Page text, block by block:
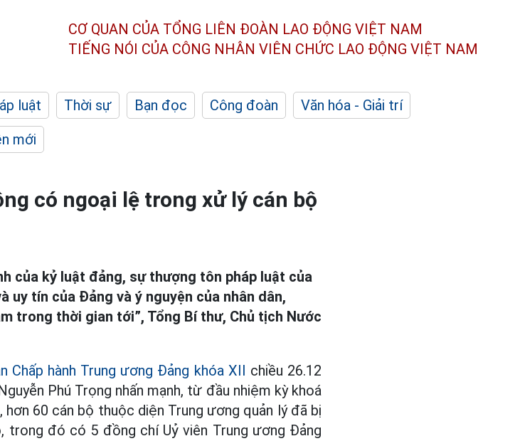
CƠ QUAN CỦA TỔNG LIÊN ĐOÀN LAO ĐỘNG VIỆT NAM
TIẾNG NÓI CỦA CÔNG NHÂN VIÊN CHỨC LAO ĐỘNG VIỆT NAM
luật Thời sự Bạn đọc Công đoàn
Văn hóa - Giải trí
mới
có ngoại lệ trong xử lý cán bộ
của kỷ luật đảng, sự thượng tôn pháp luật của
uy tín của Đảng và ý nguyện của nhân dân,
trong thời gian tới”, Tổng Bí thư, Chủ tịch Nước
Chấp hành Trung ương Đảng khóa XII chiều 26.12
Phú Trọng nhấn mạnh, từ đầu nhiệm kỳ khoá
60 cán bộ thuộc diện Trung ương quản lý đã bị
đó có 5 đồng chí Uỷ viên Trung ương Đảng